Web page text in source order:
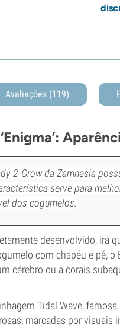
Avaliações (119)
2-Grow da Zamnesia
serve para
dos cogumelos.
desenvolvido, irá
com chapéu e pé,
cérebro ou a corais
Tidal Wave,
marcadas por